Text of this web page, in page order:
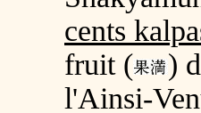
cents
fruit (
)
l'Ainsi-